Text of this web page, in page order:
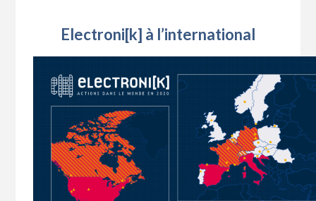
Electroni[k] à l’international